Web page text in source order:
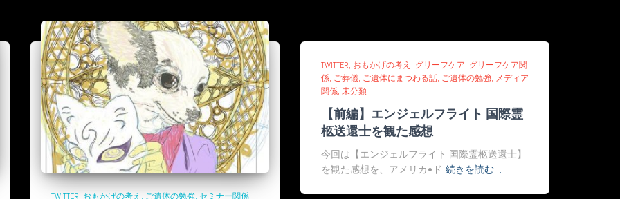
TWITTER おもかげの考え ご遺体の勉強 セミナー関係
TWITTER おもかげの考え グリーフケア グリーフケア関
係 ご葬儀 ご遺体にまつわる話 ご遺体の勉強 メディア
関係 未分類
【前編】エンジェルフライト 国際霊
柩送還士を観た感想
今回は【エンジェルフライト 国際霊柩送還士】
を観た感想を、アメリカ•ド 続きを読む…